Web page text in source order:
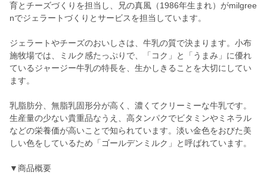
育とチーズづくりを担当し、兄の真風（1986年生まれ）がmilgree
nでジェラートづくりとサービスを担当しています。
ジェラートやチーズのおいしさは、牛乳の質で決まります。小布
施牧場では、ミルク感たっぷりで、「コク」と「うまみ」に優れ
ているジャージー牛乳の特長を、生かしきることを大切にしてい
ます。
乳脂肪分、無脂乳固形分が高く、濃くてクリーミーな牛乳です。
生産量の少ない貴重品なうえ、高タンパクでビタミンやミネラル
などの栄養価が高いことで知られています。淡い金色をおびた美
しい色をしているため「ゴールデンミルク」と呼ばれています。
▼商品概要